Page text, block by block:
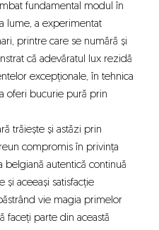
fundamental modul în
lume, a experimentat
printre care se numără și
că adevăratul lux rezidă
excepționale, în tehnica
oferi bucurie pură prin
trăiește și astăzi prin
compromis în privința
belgiană autentică continuă
și aceeași satisfacție
vie magia primelor
faceți parte din această